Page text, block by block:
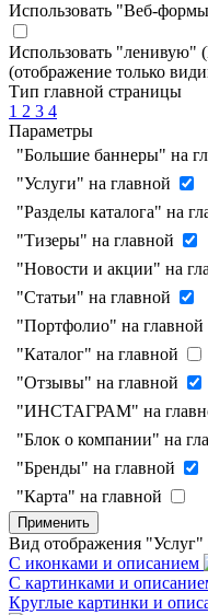
Использовать "Веб-
Использовать "ленивую"
(отображение только
Тип главной страницы
1 2 3 4
Параметры
"Большие баннеры" на
"Услуги" на главной
"Разделы каталога" на
"Тизеры" на главной
"Новости и акции" на
"Статьи" на главной
"Портфолио" на главной
"Каталог" на главной
"Отзывы" на главной
"ИНСТАГРАМ" на
"Блок о компании" на
"Бренды" на главной
"Карта" на главной
Применить
Вид отображения "Услуг"
С иконками и описанием
С картинками и
Круглые картинки и